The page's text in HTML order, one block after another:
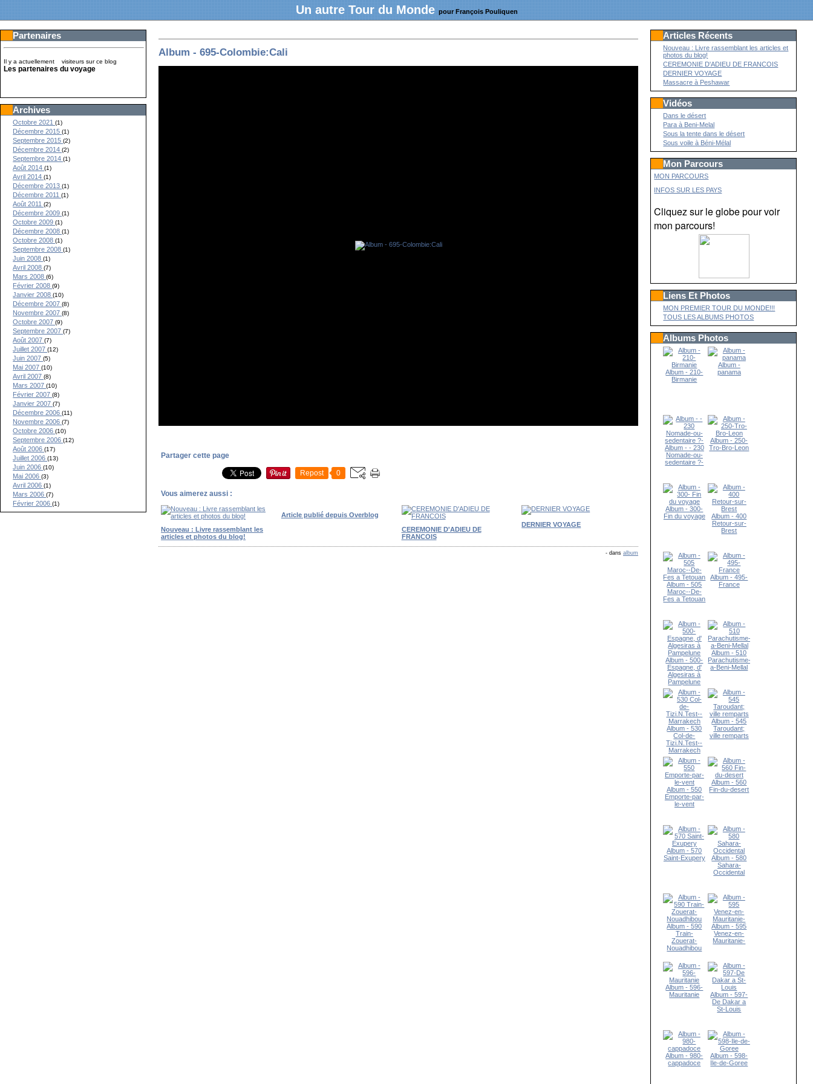
Un autre Tour du Monde pour François Pouliquen
Partenaires
Il y a actuellement visiteurs sur ce blog
Les partenaires du voyage
Archives
Octobre 2021(1)
Décembre 2015(1)
Septembre 2015(2)
Décembre 2014(2)
Septembre 2014(1)
Août 2014(1)
Avril 2014(1)
Décembre 2013(1)
Décembre 2011(1)
Août 2011(2)
Décembre 2009(1)
Octobre 2009(1)
Décembre 2008(1)
Octobre 2008(1)
Septembre 2008(1)
Juin 2008(1)
Avril 2008(7)
Mars 2008(6)
Février 2008(9)
Janvier 2008(10)
Décembre 2007(8)
Novembre 2007(8)
Octobre 2007(9)
Septembre 2007(7)
Août 2007(7)
Juillet 2007(12)
Juin 2007(5)
Mai 2007(10)
Avril 2007(8)
Mars 2007(10)
Février 2007(8)
Janvier 2007(7)
Décembre 2006(11)
Novembre 2006(7)
Octobre 2006(10)
Septembre 2006(12)
Août 2006(17)
Juillet 2006(13)
Juin 2006(10)
Mai 2006(3)
Avril 2006(1)
Mars 2006(7)
Février 2006(1)
Album - 695-Colombie:Cali
Partager cette page
Repost 0
Vous aimerez aussi :
Nouveau : Livre rassemblant les
articles et photos du blog!
Article publié depuis Overblog
CEREMONIE D'ADIEU DE
FRANCOIS
DERNIER VOYAGE
- dansalbum
Articles Récents
Nouveau : Livre rassemblant les articles et
photos du blog!
CEREMONIE D'ADIEU DE FRANCOIS
DERNIER VOYAGE
Massacre à Peshawar
Vidéos
Dans le désert
Para à Beni-Melal
Sous la tente dans le désert
Sous voile à Béni-Mélal
Mon Parcours
MON PARCOURS
INFOS SUR LES PAYS
Cliquez sur le globe pour voir
mon parcours!
Liens Et Photos
MON PREMIER TOUR DU MONDE!!!
TOUS LES ALBUMS PHOTOS
Albums Photos
Album - 210-
Birmanie
Album -
panama
Album - - 230
Nomade-ou-
sedentaire ?-
Album - 250-
Tro-Bro-Leon
Album - 300-
Fin du voyage
Album - 400
Retour-sur-
Brest
Album - 505
Maroc--De-
Fes a Tetouan
Album - 495-
France
Album - 500-
Espagne, d'
Algesiras à
Pampelune
Album - 510
Parachutisme-
a-Beni-Mellal
Album - 530
Col-de-
Tizi.N.Test--
Marrakech
Album - 545
Taroudant;
ville remparts
Album - 550
Emporte-par-
le-vent
Album - 560
Fin-du-desert
Album - 570
Saint-Exupery
Album - 580
Sahara-
Occidental
Album - 590
Train-
Zouerat-
Nouadhibou
Album - 595
Venez-en-
Mauritanie-
Album - 596-
Mauritanie
Album - 597-
De Dakar a
St-Louis
Album - 980-
cappadoce
Album - 598-
Ile-de-Goree